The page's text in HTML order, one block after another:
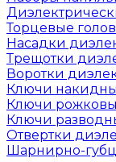
Торцевые
Насадки
Трещотки
Воротки
Ключи
Ключи
Ключи
Отвертки
Шарнирно-